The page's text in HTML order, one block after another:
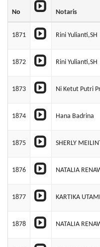
No Notaris
1871 Rini Yulianti,SH
1872 Rini Yulianti,SH
1873 Ni Ketut Putri
1874 Hana Badrina
1875 SHERLY
1876 NATALIA
1877 KARTIKA
1878 NATALIA